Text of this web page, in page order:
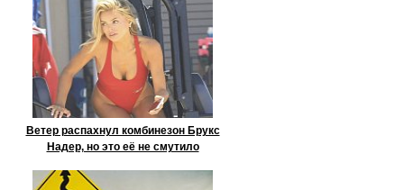
Ветер распахнул комбинезон Брукс
Надер, но это её не смутило